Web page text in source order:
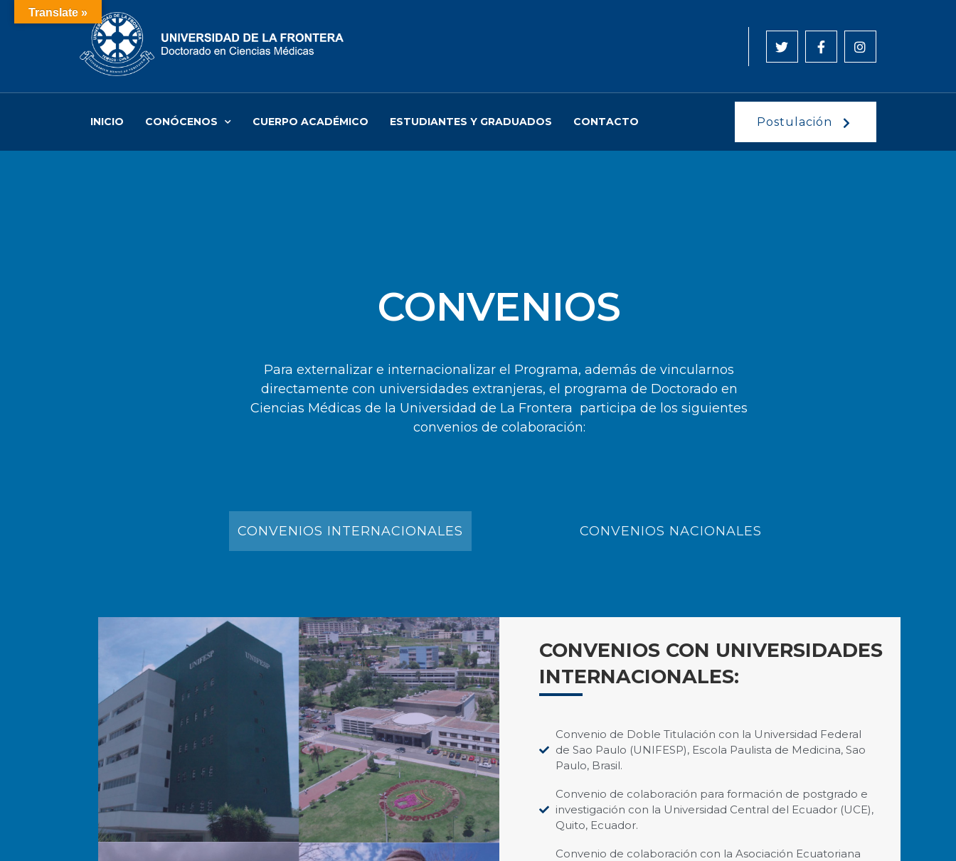
INICIO CONÓCENOS CUERPO ACADÉMICO ESTUDIANTES Y GRADUADOS CONTACTO Postulación
CONVENIOS
Para externalizar e internacionalizar el Programa, además de vincularnos
directamente con universidades extranjeras, el programa de Doctorado en
Ciencias Médicas de la Universidad de La Frontera participa de los siguientes
convenios de colaboración:
CONVENIOS INTERNACIONALES CONVENIOS NACIONALES
CONVENIOS CON UNIVERSIDADES
INTERNACIONALES:
Convenio de Doble Titulación con la Universidad Federal
de Sao Paulo (UNIFESP), Escola Paulista de Medicina, Sao
Paulo, Brasil.
Convenio de colaboración para formación de postgrado e
investigación con la Universidad Central del Ecuador (UCE),
Quito, Ecuador.
Convenio de colaboración con la Asociación Ecuatoriana
Translate »